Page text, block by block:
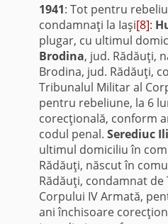
1941: Tot pentru
condamnaţi la Iaşi[8]:
plugar, cu ultimul
Brodina, jud. Rădăuţi,
Brodina, jud. Rădăuţi,
Tribunalul Militar al
pentru rebeliune, la 6
corecţională, conform
codul penal. Serediuc
ultimul domiciliu în
Rădăuţi, născut în
Rădăuţi, condamnat
Corpului IV Armată,
ani închisoare